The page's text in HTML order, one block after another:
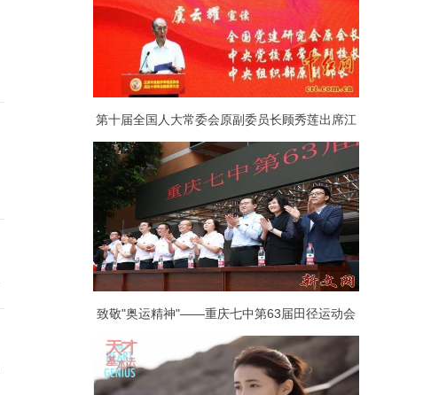
第十届全国人大常委会原副委员长顾秀莲出席江
苏中远助学帮老基金会成立十周年总结表彰大会
致敬"奥运精神"——重庆七中第63届田径运动会
拉开帷幕!